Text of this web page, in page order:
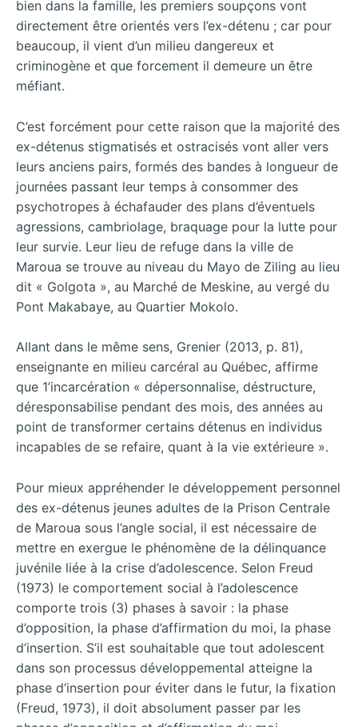
bien dans la famille, les premiers soupçons vont
directement être orientés vers l’ex-détenu ; car pour
beaucoup, il vient d’un milieu dangereux et
criminogène et que forcement il demeure un être
méfiant.
C’est forcément pour cette raison que la majorité des
ex-détenus stigmatisés et ostracisés vont aller vers
leurs anciens pairs, formés des bandes à longueur de
journées passant leur temps à consommer des
psychotropes à échafauder des plans d’éventuels
agressions, cambriolage, braquage pour la lutte pour
leur survie. Leur lieu de refuge dans la ville de
Maroua se trouve au niveau du Mayo de Ziling au lieu
dit « Golgota », au Marché de Meskine, au vergé du
Pont Makabaye, au Quartier Mokolo.
Allant dans le même sens, Grenier (2013, p. 81),
enseignante en milieu carcéral au Québec, affirme
que 1’incarcération « dépersonnalise, déstructure,
déresponsabilise pendant des mois, des années au
point de transformer certains détenus en individus
incapables de se refaire, quant à la vie extérieure ».
Pour mieux appréhender le développement personnel
des ex-détenus jeunes adultes de la Prison Centrale
de Maroua sous l’angle social, il est nécessaire de
mettre en exergue le phénomène de la délinquance
juvénile liée à la crise d’adolescence. Selon Freud
(1973) le comportement social à l’adolescence
comporte trois (3) phases à savoir : la phase
d’opposition, la phase d’affirmation du moi, la phase
d’insertion. S’il est souhaitable que tout adolescent
dans son processus développemental atteigne la
phase d’insertion pour éviter dans le futur, la fixation
(Freud, 1973), il doit absolument passer par les